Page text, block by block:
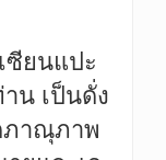
ซียนแปะ
น เป็นดั่ง
ภาณุภาพ